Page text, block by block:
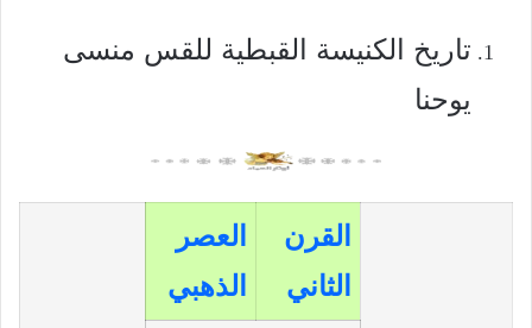
تاريخ الكنيسة القبطية للقس منسى
يوحنا
القرن
الثاني
العصر
الذهبي